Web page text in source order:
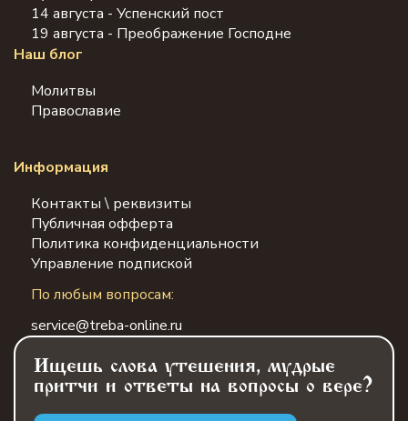
14 августа - Успенский пост
19 августа - Преображение Господне
Наш блог
Молитвы
Православие
Информация
Контакты \ реквизиты
Публичная офферта
Политика конфиденциальности
Управление подпиской
По любым вопросам:
service@treba-online.ru
Ищешь слова утешения, мудрые
притчи и ответы на вопросы о вере?